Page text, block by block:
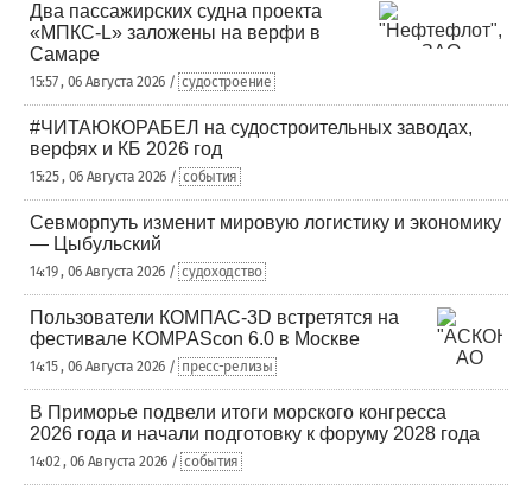
Два пассажирских судна проекта
«МПКС-L» заложены на верфи в
Самаре
15:57 , 06 Августа 2026 / судостроение
#ЧИТАЮКОРАБЕЛ на судостроительных заводах,
верфях и КБ 2026 год
15:25 , 06 Августа 2026 / события
Севморпуть изменит мировую логистику и экономику
— Цыбульский
14:19 , 06 Августа 2026 / судоходство
Пользователи КОМПАС-3D встретятся на
фестивале KOMPAScon 6.0 в Москве
14:15 , 06 Августа 2026 / пресс-релизы
В Приморье подвели итоги морского конгресса
2026 года и начали подготовку к форуму 2028 года
14:02 , 06 Августа 2026 / события